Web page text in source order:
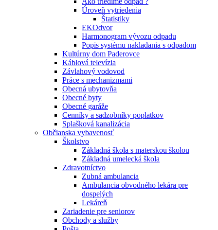
Úroveň vytriedenia
Štatistiky
EKOdvor
Harmonogram vývozu odpadu
Popis systému nakladania s odpadom
Kultúrny dom Paderovce
Káblová televízia
Závlahový vodovod
Práce s mechanizmami
Obecná ubytovňa
Obecné byty
Obecné garáže
Cenníky a sadzobníky poplatkov
Splašková kanalizácia
Občianska vybavenosť
Školstvo
Základná škola s materskou školou
Základná umelecká škola
Zdravotníctvo
Zubná ambulancia
Ambulancia obvodného lekára pre
dospelých
Lekáreň
Zariadenie pre seniorov
Obchody a služby